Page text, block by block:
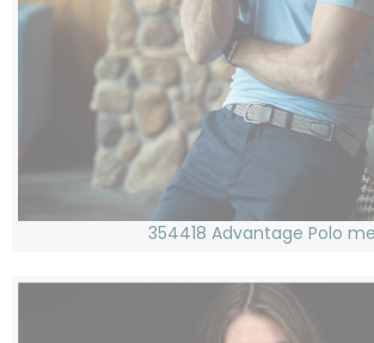
354418 Advantage Polo